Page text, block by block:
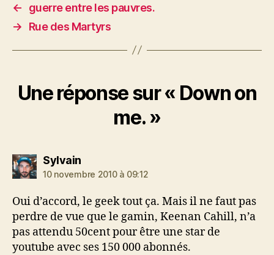
←
guerre entre les pauvres.
→
Rue des Martyrs
Une réponse sur « Down on
me. »
Sylvaindit :
10 novembre 2010 à 09:12
Oui d’accord, le geek tout ça. Mais il ne faut pas
perdre de vue que le gamin, Keenan Cahill, n’a
pas attendu 50cent pour être une star de
youtube avec ses 150 000 abonnés.